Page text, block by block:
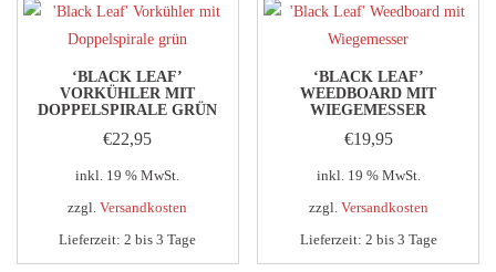
‘BLACK LEAF’
VORKÜHLER MIT
DOPPELSPIRALE GRÜN
€22,95
inkl. 19 % MwSt.
zzgl.Versandkosten
Lieferzeit:2 bis 3 Tage
‘BLACK LEAF’
WEEDBOARD MIT
WIEGEMESSER
€19,95
inkl. 19 % MwSt.
zzgl. Versandkosten
Lieferzeit: 2 bis 3 Tage